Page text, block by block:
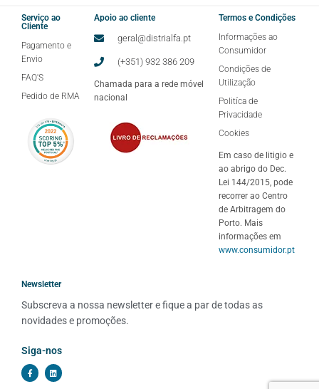
Serviço ao
Cliente
Pagamento e
Envio
FAQ'S
Pedido de RMA
Apoio ao cliente
geral@distrialfa.pt
(+351) 932 386 209
Chamada para a rede móvel
nacional
Termos e Condições
Informações ao
Consumidor
Condições de
Utilização
Politíca de
Privacidade
Cookies
Em caso de litigio e
ao abrigo do Dec.
Lei 144/2015, pode
recorrer ao Centro
de Arbitragem do
Porto. Mais
informações em
www.consumidor.pt
Newsletter
Subscreva a nossa newsletter e fique a par de todas as
novidades e promoções.
Siga-nos